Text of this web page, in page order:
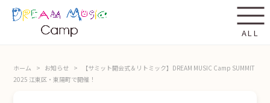
ALL
ホーム お知らせ
【サミット開会式＆リトミック】DREAM MUSIC Camp SUMMIT
2025 江東区・東陽町で開催！